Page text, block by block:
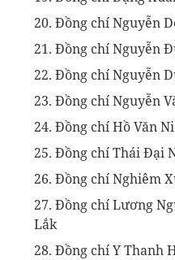
20. Đồng chí Nguyễn
21. Đồng chí Nguyễn
22. Đồng chí Nguyễn
23. Đồng chí Nguyễn
24. Đồng chí Hồ Văn
25. Đồng chí Thái Đại
26. Đồng chí Nghiêm
27. Đồng chí Lương
Lắk
28. Đồng chí Y Thanh